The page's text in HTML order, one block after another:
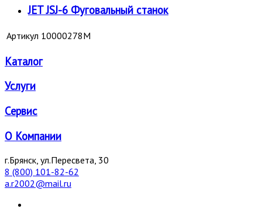
JET JSJ-6 Фуговальный станок
Артикул 10000278M
Каталог
Услуги
Сервис
О Компании
г.Брянск, ул.Пересвета, 30
8 (800) 101-82-62
a.r2002@mail.ru